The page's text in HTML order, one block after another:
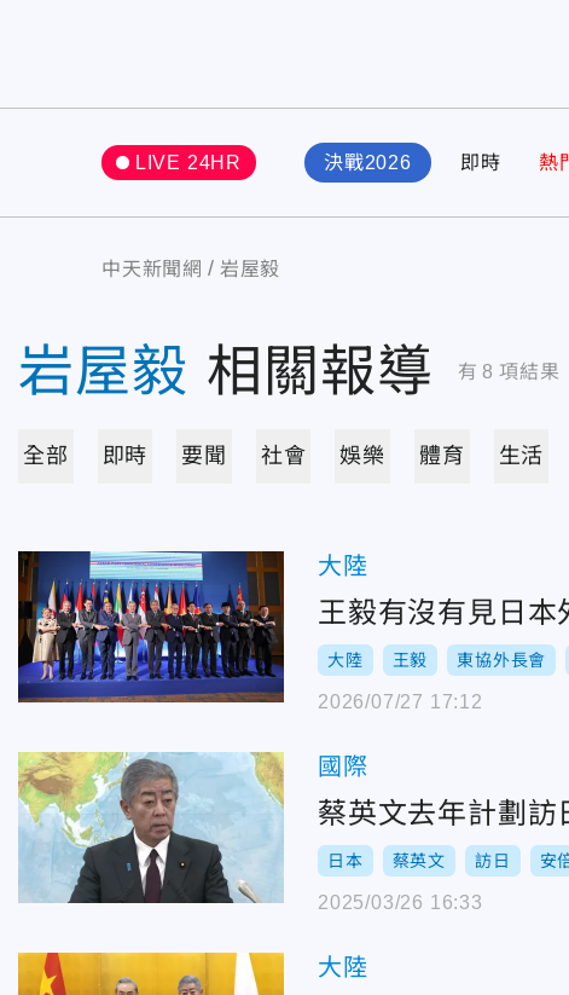
LIVE 24HR 決戰2026 即時 熱
中天新聞網 岩屋毅
岩屋毅 相關報導 有 8 項結果
全部 即時 要聞 社會 娛樂 體育 生活
大陸
王毅有沒有見日
大陸 王毅 東協外長會
2026/07/27 17:12
國際
蔡英文去年計劃訪
日本 蔡英文 訪日 安
2025/03/26 16:33
大陸